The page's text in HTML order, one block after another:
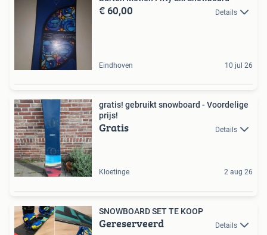
€ 60,00 Details
Eindhoven 10 jul 26
gratis! gebruikt snowboard - Voordelige
prijs!
Gratis Details
Kloetinge 2 aug 26
SNOWBOARD SET TE KOOP
Gereserveerd Details